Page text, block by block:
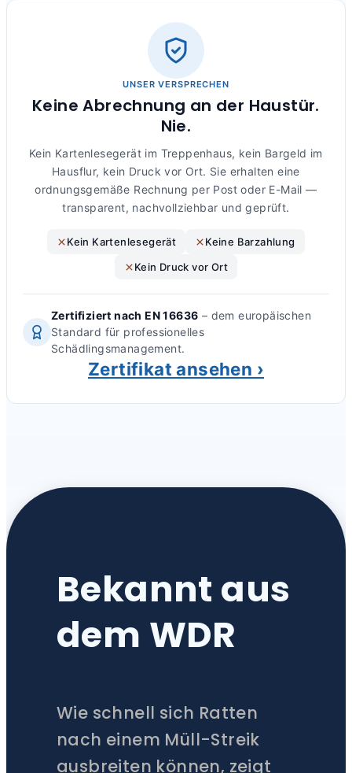
UNSER VERSPRECHEN
Keine Abrechnung an der Haustür.
Nie.
Kein Kartenlesegerät im Treppenhaus, kein Bargeld im
Hausflur, kein Druck vor Ort. Sie erhalten eine
ordnungsgemäße Rechnung per Post oder E-Mail —
transparent, nachvollziehbar und geprüft.
Kein Kartenlesegerät
Keine Barzahlung
Kein Druck vor Ort
Zertifiziert nach EN 16636 – dem europäischen
Standard für professionelles
Schädlingsmanagement.
Zertifikat ansehen ›
Bekannt aus
dem WDR
Wie schnell sich Ratten
nach einem Müll-Streik
ausbreiten können, zeigt